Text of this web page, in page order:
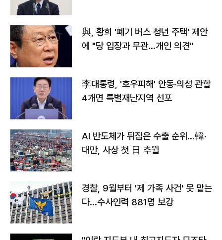
與, 황희 '폐기 버스 청년 주택' 제안
에 "당 입장과 무관…개인 의견"
李대통령, '호우피해' 안동·의성 관할
4개면 특별재난지역 선포
AI 반도체가 뒤집은 수출 순위…韓·
대만, 사상 첫 日 추월
경찰, 9월부터 '제 가족 사건' 못 맡는
다…수사인력 881명 보강